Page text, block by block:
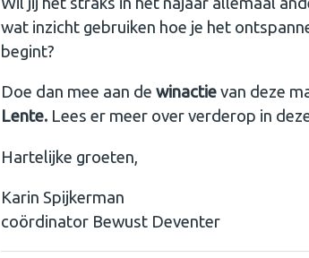
wat inzicht gebruiken hoe je het
begint?
Doe dan mee aan de winactievan deze
Lente. Lees er meer over verderop in
Hartelijke groeten,
Karin Spijkerman
coördinator Bewust Deventer